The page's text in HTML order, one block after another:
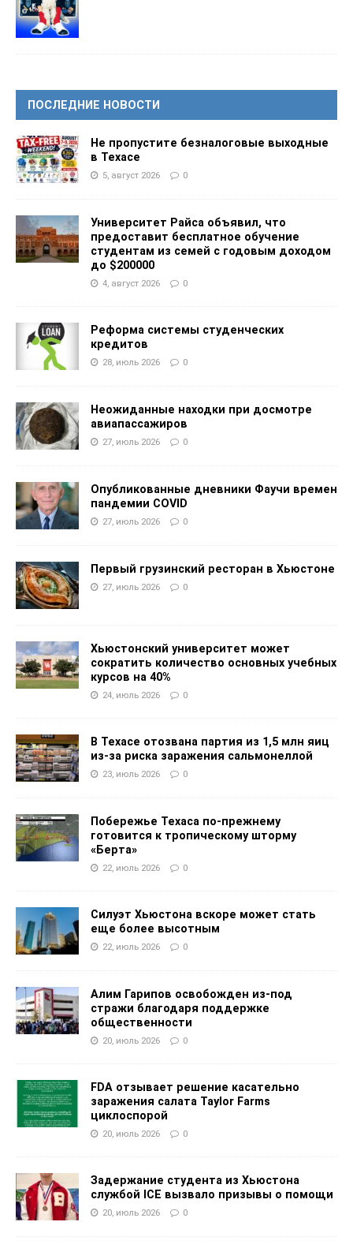
ПОСЛЕДНИЕ НОВОСТИ
Не пропустите безналоговые выходные
в Техасе
5, август 2026 0
Университет Райса объявил, что
предоставит бесплатное обучение
студентам из семей с годовым доходом
до $200000
4, август 2026 0
Реформа системы студенческих
кредитов
28, июль 2026 0
Неожиданные находки при досмотре
авиапассажиров
27, июль 2026 0
Опубликованные дневники Фаучи времен
пандемии COVID
27, июль 2026 0
Первый грузинский ресторан в Хьюстоне
27, июль 2026 0
Хьюстонский университет может
сократить количество основных учебных
курсов на 40%
24, июль 2026 0
В Техасе отозвана партия из 1,5 млн яиц
из-за риска заражения сальмонеллой
23, июль 2026 0
Побережье Техаса по-прежнему
готовится к тропическому шторму
«Берта»
22, июль 2026 0
Силуэт Хьюстона вскоре может стать
еще более высотным
22, июль 2026 0
Алим Гарипов освобожден из-под
стражи благодаря поддержке
общественности
20, июль 2026 0
FDA отзывает решение касательно
заражения салата Taylor Farms
циклоспорой
20, июль 2026 0
Задержание студента из Хьюстона
службой ICE вызвало призывы о помощи
20, июль 2026 0